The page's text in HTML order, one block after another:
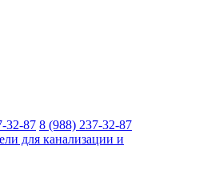
32-87 8 (988) 237-32-87
для канализации и